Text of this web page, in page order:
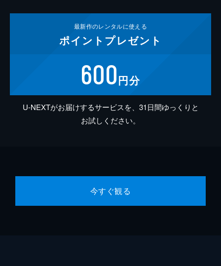
最新作のレンタルに使える
ポイント プレゼント
600円分
U-NEXTがお届けするサービスを、31日間ゆっくりと
お試しください。
今すぐ観る